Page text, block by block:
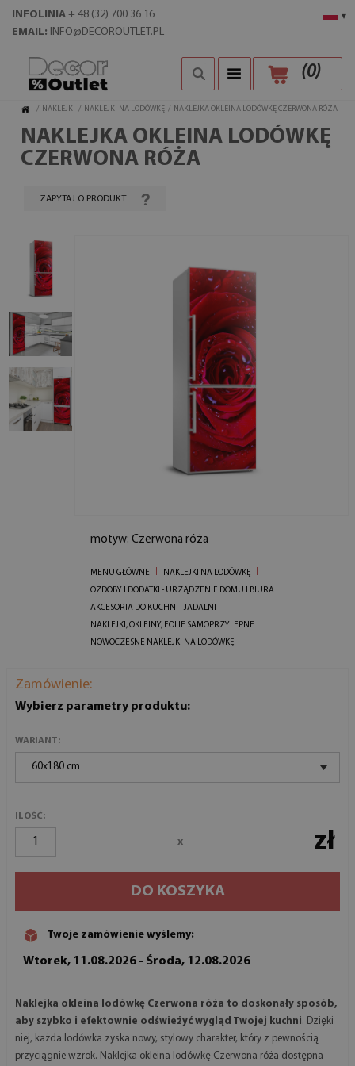
▾
INFOLINIA + 48 (32) 700 36 16
EMAIL: INFO@DECOROUTLET.PL
(0)
/ NAKLEJKI / NAKLEJKI NA LODÓWKĘ / NAKLEJKA OKLEINA LODÓWKĘ CZERWONA RÓŻA
NAKLEJKA OKLEINA LODÓWKĘ
CZERWONA RÓŻA
ZAPYTAJ O PRODUKT
motyw: Czerwona róża
MENU GŁÓWNE
NAKLEJKI NA LODÓWKĘ
OZDOBY I DODATKI - URZĄDZENIE DOMU I BIURA
AKCESORIA DO KUCHNI I JADALNI
NAKLEJKI, OKLEINY, FOLIE SAMOPRZYLEPNE
NOWOCZESNE NAKLEJKI NA LODÓWKĘ
Zamówienie:
Wybierz parametry produktu:
WARIANT:
60x180 cm
ILOŚĆ:
x zł
DO KOSZYKA
Twoje zamówienie wyślemy:
Wtorek, 11.08.2026 - Środa, 12.08.2026
Naklejka okleina lodówkę Czerwona róża to doskonały sposób,
aby szybko i efektownie odświeżyć wygląd Twojej kuchni. Dzięki
niej, każda lodówka zyska nowy, stylowy charakter, który z pewnością
przyciągnie wzrok. Naklejka okleina lodówkę Czerwona róża dostępna